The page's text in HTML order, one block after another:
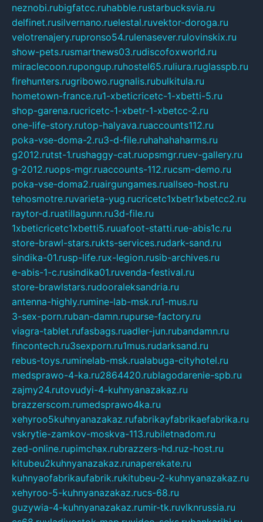
neznobi.rubigfatcc.ruhabble.rustarbucksvia.ru
delfinet.rusilvernano.ruelestal.ruvektor-doroga.ru
velotrenajery.rupronso54.rulenasever.rulovinskix.ru
show-pets.rusmartnews03.rudiscofoxworld.ru
miraclecoon.rupongup.ruhostel65.ruliura.ruglasspb.ru
firehunters.rugribowo.rugnalis.rubulkitula.ru
hometown-france.ru1-xbeticricetc-1-xbetti-5.ru
shop-garena.rucricetc-1-xbetr-1-xbetcc-2.ru
one-life-story.rutop-halyava.ruaccounts112.ru
poka-vse-doma-2.ru3-d-file.ruhahahaharms.ru
g2012.rutst-1.rushaggy-cat.ruopsmgr.ruev-gallery.ru
g-2012.ruops-mgr.ruaccounts-112.rucsm-demo.ru
poka-vse-doma2.ruairgungames.ruallseo-host.ru
tehosmotre.ruvarieta-yug.rucricetc1xbetr1xbetcc2.ru
raytor-d.ruatillagunn.ru3d-file.ru
1xbeticricetc1xbetti5.ruuafoot-statti.rue-abis1c.ru
store-brawl-stars.rukts-services.rudark-sand.ru
sindika-01.rusp-life.rux-legion.rusib-archives.ru
e-abis-1-c.rusindika01.ruvenda-festival.ru
store-brawlstars.rudooraleksandria.ru
antenna-highly.rumine-lab-msk.ru1-mus.ru
3-sex-porn.ruban-damn.rupurse-factory.ru
viagra-tablet.rufasbags.ruadler-jun.rubandamn.ru
fincontech.ru3sexporn.ru1mus.rudarksand.ru
rebus-toys.ruminelab-msk.rualabuga-cityhotel.ru
medsprawo-4-ka.ru2864420.rublagodarenie-spb.ru
zajmy24.rutovudyi-4-kuhnyanazakaz.ru
brazzerscom.rumedsprawo4ka.ru
xehyroo5kuhnyanazakaz.rufabrikayfabrikaefabrika.ru
vskrytie-zamkov-moskva-113.rubiletnadom.ru
zed-online.rupimchax.rubrazzers-hd.ruz-host.ru
kitubeu2kuhnyanazakaz.runaperekate.ru
kuhnyaofabrikaufabrik.rukitubeu-2-kuhnyanazakaz.ru
xehyroo-5-kuhnyanazakaz.rucs-68.ru
guzywia-4-kuhnyanazakaz.rumir-tk.ruvlknrussia.ru